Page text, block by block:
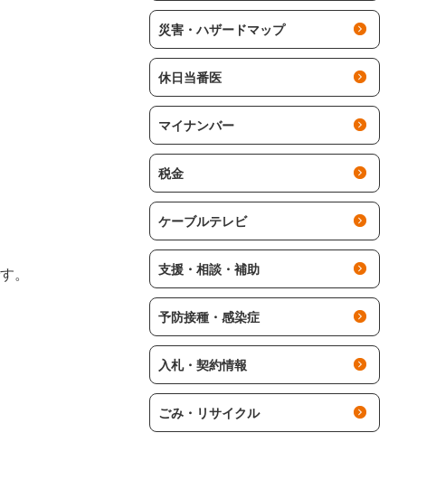
。
災害・ハザードマップ
休日当番医
マイナンバー
税金
ケーブルテレビ
支援・相談・補助
予防接種・感染症
入札・契約情報
ごみ・リサイクル